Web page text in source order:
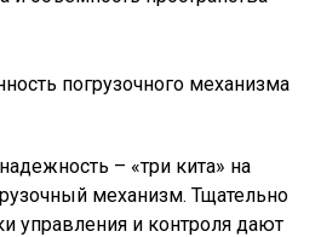
погрузочного механизма
– «три кита» на
механизм. Тщательно
управления и контроля дают